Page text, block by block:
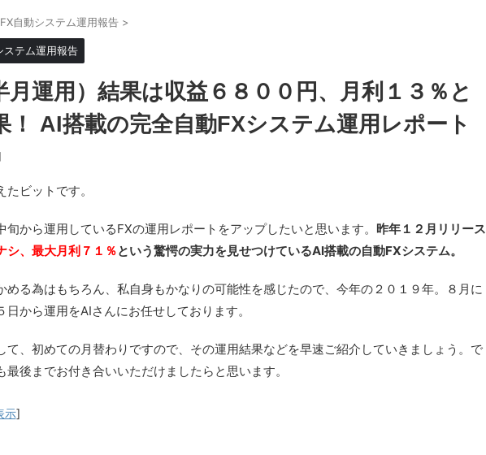
自動システム運用報告 >
ステム運用報告
月運用）結果は収益６８００円、月利１３％と
！ AI搭載の完全自動FXシステム運用レポート
ビットです。
旬から運用しているFXの運用レポートをアップしたいと思います。 昨年１２月リリース
シ、最大月利７１％という驚愕の実力を見せつけているAI搭載の自動FXシステム。
める為はもちろん、私自身もかなりの可能性を感じたので、今年の２０１９年。８月に
日から運用をAIさんにお任せしております。
て、初めての月替わりですので、その運用結果などを早速ご紹介していきましょう。で
最後までお付き合いいただけましたらと思います。
示]